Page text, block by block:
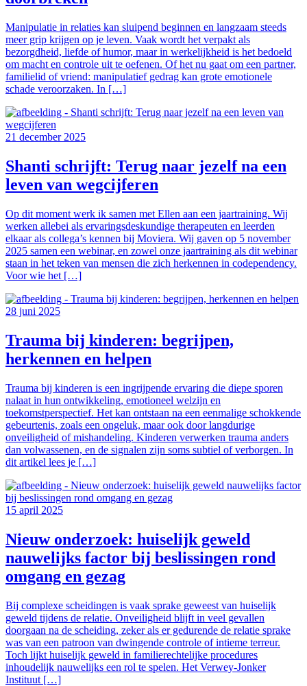
Manipulatie in relaties kan sluipend beginnen en langzaam steeds
meer grip krijgen op je leven. Vaak wordt het verpakt als
bezorgdheid, liefde of humor, maar in werkelijkheid is het bedoeld
om macht en controle uit te oefenen. Of het nu gaat om een partner,
familielid of vriend: manipulatief gedrag kan grote emotionele
schade veroorzaken. In […]
21 december 2025
Shanti schrijft: Terug naar jezelf na een
leven van wegcijferen
Op dit moment werk ik samen met Ellen aan een jaartraining. Wij
werken allebei als ervaringsdeskundige therapeuten en leerden
elkaar als collega’s kennen bij Moviera. Wij gaven op 5 november
2025 samen een webinar, en zowel onze jaartraining als dit webinar
staan in het teken van mensen die zich herkennen in codependency.
Voor wie het […]
28 juni 2025
Trauma bij kinderen: begrijpen,
herkennen en helpen
Trauma bij kinderen is een ingrijpende ervaring die diepe sporen
nalaat in hun ontwikkeling, emotioneel welzijn en
toekomstperspectief. Het kan ontstaan na een eenmalige schokkende
gebeurtenis, zoals een ongeluk, maar ook door langdurige
onveiligheid of mishandeling. Kinderen verwerken trauma anders
dan volwassenen, en de signalen zijn soms subtiel of verborgen. In
dit artikel lees je […]
15 april 2025
Nieuw onderzoek: huiselijk geweld
nauwelijks factor bij beslissingen rond
omgang en gezag
Bij complexe scheidingen is vaak sprake geweest van huiselijk
geweld tijdens de relatie. Onveiligheid blijft in veel gevallen
doorgaan na de scheiding, zeker als er gedurende de relatie sprake
was van een patroon van dwingende controle of intieme terreur.
Toch lijkt huiselijk geweld in familierechtelijke procedures
inhoudelijk nauwelijks een rol te spelen. Het Verwey-Jonker
Instituut […]